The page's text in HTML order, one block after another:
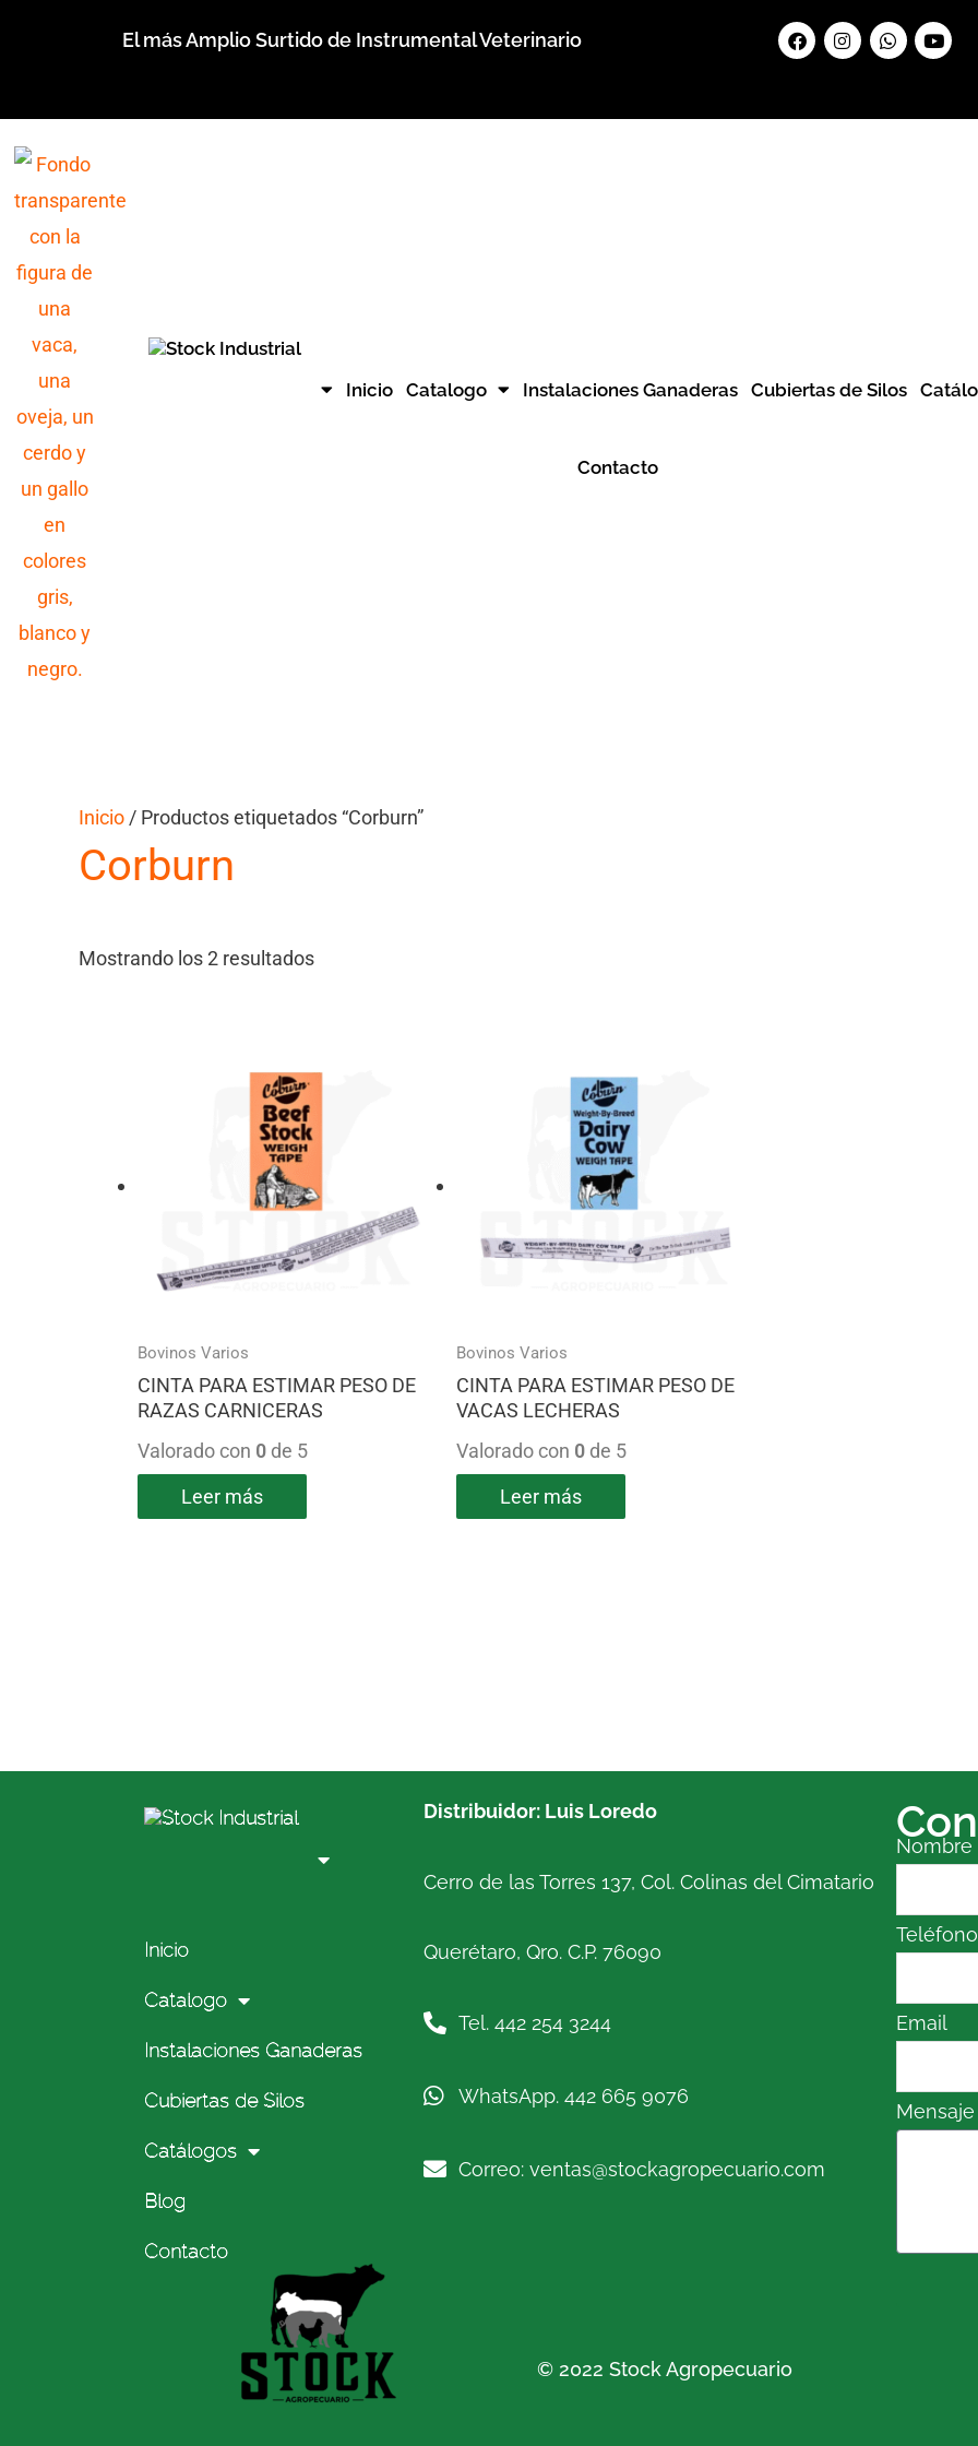
El más Amplio Surtido de Instrumental Veterinario FacebookInstagram
Whatsapp
Inicio Catalogo Instalaciones Ganaderas Cubiertas de Silos
Contacto
Inicio / Productos etiquetados “Corburn”
Corburn
Mostrando los 2 resultados
Bovinos Varios
CINTA PARA ESTIMAR PESO DE
RAZAS CARNICERAS
Valorado con 0 de 5
Leer más
Bovinos Varios
CINTA PARA ESTIMAR PESO DE
VACAS LECHERAS
Valorado con 0de 5
Leer más
Inicio
Catalogo
Instalaciones Ganaderas
Cubiertas de Silos
Catálogos
Blog
Contacto
Distribuidor: Luis Loredo
Cerro de las Torres 137, Col. Colinas del Cimatario
Querétaro, Qro. C.P. 76090
Tel. 442 254 3244
WhatsApp. 442 665 9076
Correo: ventas@stockagropecuario.com
Nombre
Teléfono
Email
Mensaje
© 2022 Stock Agropecuario